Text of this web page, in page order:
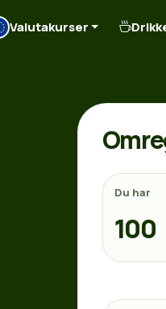
Valutakurser
Du har